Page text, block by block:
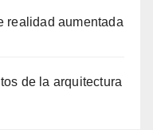
realidad aumentada
de la arquitectura